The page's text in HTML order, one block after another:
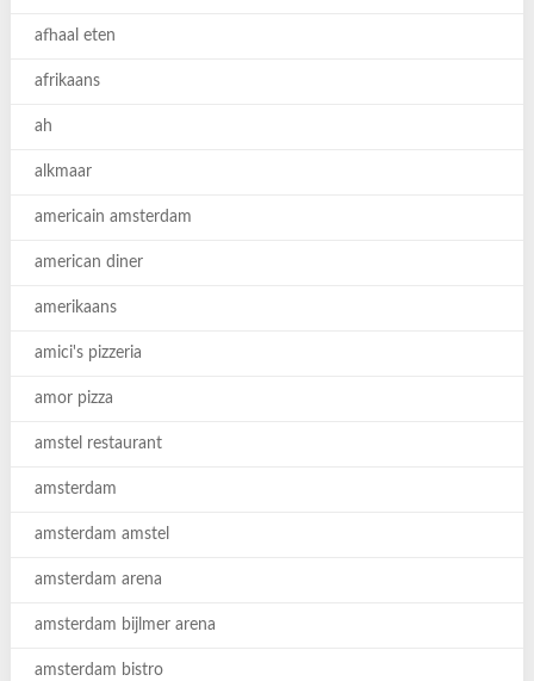
afhaal eten
afrikaans
ah
alkmaar
americain amsterdam
american diner
amerikaans
amici's pizzeria
amor pizza
amstel restaurant
amsterdam
amsterdam amstel
amsterdam arena
amsterdam bijlmer arena
amsterdam bistro